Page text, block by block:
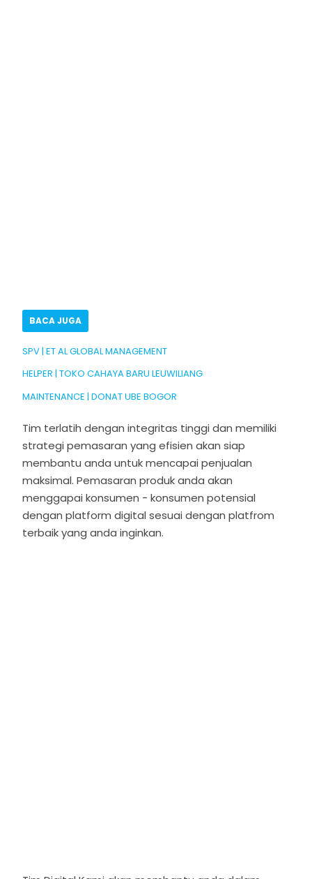
BACA JUGA
SPV | ET AL GLOBAL MANAGEMENT
HELPER | TOKO CAHAYA BARU LEUWILIANG
MAINTENANCE | DONAT UBE BOGOR
Tim terlatih dengan integritas tinggi dan memiliki
strategi pemasaran yang efisien akan siap
membantu anda untuk mencapai penjualan
maksimal. Pemasaran produk anda akan
menggapai konsumen - konsumen potensial
dengan platform digital sesuai dengan platfrom
terbaik yang anda inginkan.